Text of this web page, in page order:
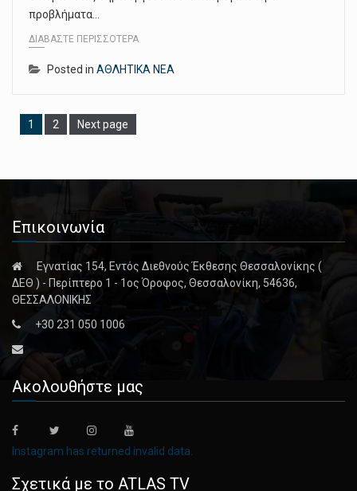
προβλήματα…
ΔΙΑΒΆΣΤΕ ΠΕΡΙΣΣΌΤΕΡΑ
Posted in ΑΘΛΗΤΙΚΑ ΝΕΑ
Page
1 Page
2 Next page
Επικοινωνία
Εγνατίας 154, Εντός Διεθνούς Έκθεσης Θεσσαλονίκης (
ΔΕΘ ) - Περίπτερο 1 - 1ος Όροφος, Θεσσαλονίκη, 54636,
ΘΕΣΣΑΛΟΝΙΚΗΣ
+30 231 050 1006
Ακολουθήστε μας
Instagram has returned invalid data.
Σχετικά με το ATLAS TV